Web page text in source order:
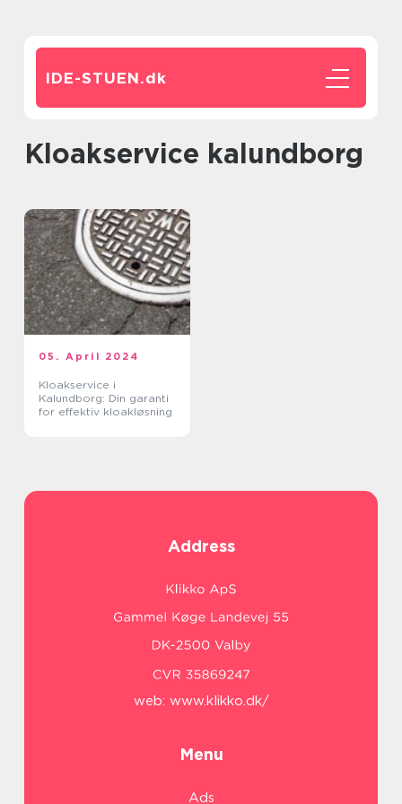
IDE-STUEN.dk
kloakservice kalundborg
05. April 2024
Kloakservice i
Kalundborg: Din garanti
for effektiv kloakløsning
Address
web: www.klikko.dk/
Menu
Ads